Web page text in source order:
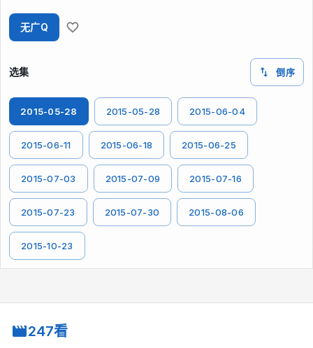
无广Q
选集 倒序
2015-05-28 2015-05-28 2015-06-04
2015-06-11 2015-06-18 2015-06-25
2015-07-03 2015-07-09 2015-07-16
2015-07-23 2015-07-30 2015-08-06
2015-10-23
247看